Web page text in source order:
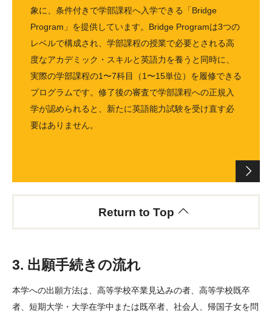
象に、条件付きで学部課程へ入学できる「Bridge
Program」を提供しています。Bridge Programは3つの
レベルで構成され、学部課程の授業で必要とされる高
度なアカデミック・スキルと英語力を養うと同時に、
実際の学部課程の1〜7科目（1〜15単位）を履修できる
プログラムです。修了後の審査で学部課程への正規入
学が認められると、新たに英語能力試験を受け直す必
要はありません。
Return to Top
3. 出願手続きの流れ
本学への出願方法は、高等学校卒業見込みの者、高等学校既卒
者、短期大学・大学在学中または既卒者、社会人、帰国子女を問